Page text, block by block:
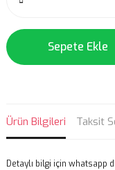
Sepete Ekle
Ürün Bilgileri Taksit
Detaylı bilgi için whatsapp